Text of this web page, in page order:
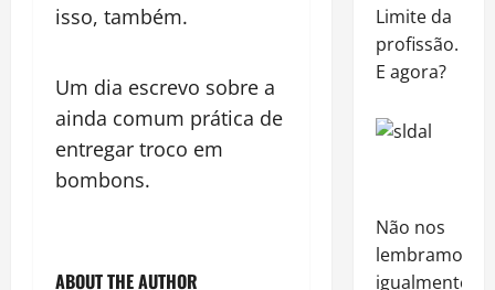
isso, também.
Um dia escrevo sobre a
ainda comum prática de
entregar troco em
bombons.
ABOUT THE AUTHOR
Limite da
profissão.
E agora?
Não nos
lembramos
igualmente